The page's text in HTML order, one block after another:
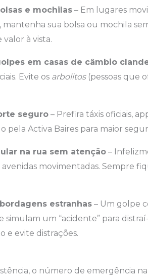
e mochilas– Em lugares
mantenha sua bolsa ou mochila
à vista.
em casas de câmbio
Evite os arbolitos(pessoas que
seguro– Prefira táxis oficiais,
pela Activa Baires para maior
na rua sem atenção–
movimentadas. Sempre
estranhas– Um golpe
simulam um “acidente” para
e evite distrações.
o número de emergência